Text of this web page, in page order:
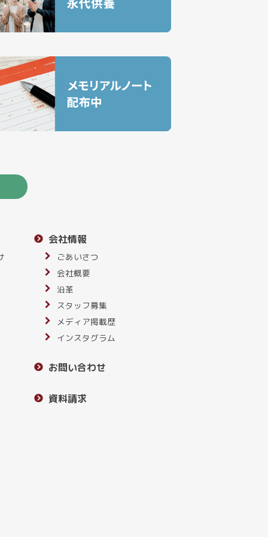
会社情報
ごあいさつ
会社概要
沿革
スタッフ募集
メディア掲載歴
インスタグラム
お問い合わせ
資料請求